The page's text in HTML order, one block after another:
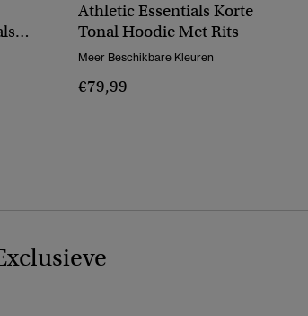
Athletic Essentials Korte
Tonal Hoodie Met Rits
Meer Beschikbare Kleuren
€79,99